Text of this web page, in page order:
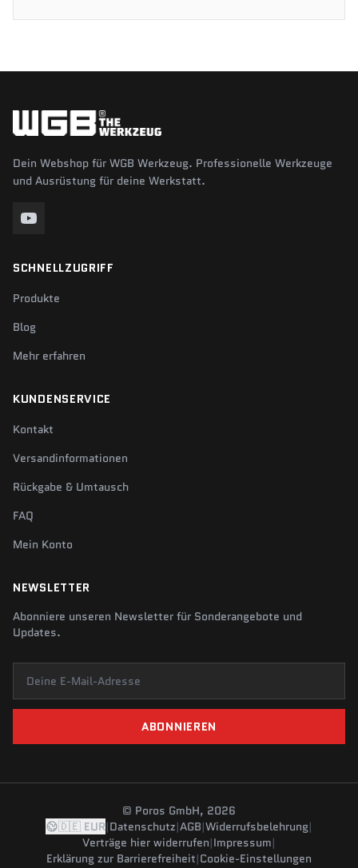
Dein Webshop für WGB Werkzeug. Professionelle Werkzeuge
und Ausrüstung für deine Werkstatt.
SCHNELLZUGRIFF
Produkte
Blog
Mehr erfahren
KUNDENSERVICE
Kontakt
Versandinformationen
Rückgabe & Umtausch
FAQ
Mein Konto
NEWSLETTER
Abonniere unseren Newsletter für Sonderangebote und
Updates.
Deine E-Mail-Adresse
ABONNIEREN
© Poros GmbH, 2026
🇩🇪 EUR|Datenschutz|AGB|Widerrufsbelehrung|
Verträge hier widerrufen|Impressum|
Erklärung zur Barrierefreiheit|Cookie-Einstellungen